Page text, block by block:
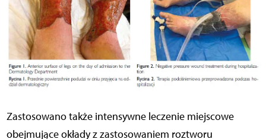
Zastosowano także intensywne leczenie miejscowe
obejmujące okłady z zastosowaniem roztworu